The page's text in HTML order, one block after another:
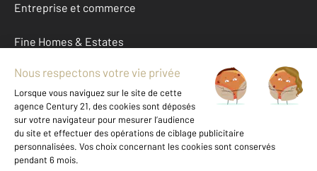
Entreprise et commerce
Fine Homes & Estates
À propos
International
Nous contacter